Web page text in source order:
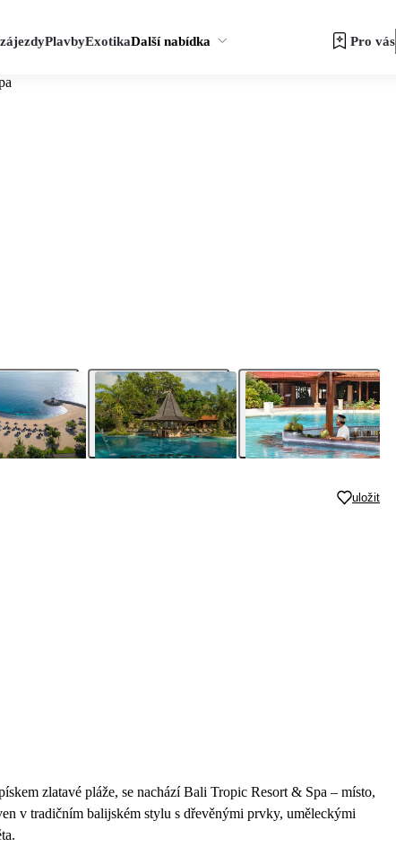
PlavbyExotikaDalší nabídka Pro vás
uložit
zlatavé pláže, se nachází Bali Tropic Resort & Spa – místo,
v tradičním balijském stylu s dřevěnými prvky, uměleckými